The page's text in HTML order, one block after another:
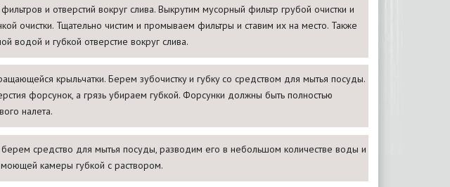
и отверстий вокруг слива. Выкрутим мусорный фильтр грубой очистки и
очистки. Тщательно чистим и промываем фильтры и ставим их на место. Также
водой и губкой отверстие вокруг слива.
крыльчатки. Берем зубочистку и губку со средством для мытья посуды.
форсунок, а грязь убираем губкой. Форсунки должны быть полностью
налета.
средство для мытья посуды, разводим его в небольшом количестве воды и
камеры губкой с раствором.